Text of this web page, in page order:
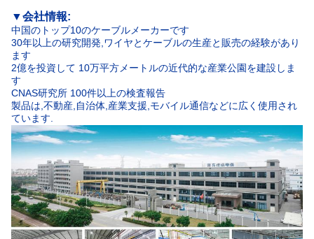
▼会社情報:
中国のトップ10のケーブルメーカーです
30年以上の研究開発,ワイヤとケーブルの生産と販売の経験があり
ます
2億を投資して 10万平方メートルの近代的な産業公園を建設しま
す
CNAS研究所 100件以上の検査報告
製品は,不動産,自治体,産業支援,モバイル通信などに広く使用され
ています.